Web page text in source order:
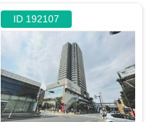
ID 192107